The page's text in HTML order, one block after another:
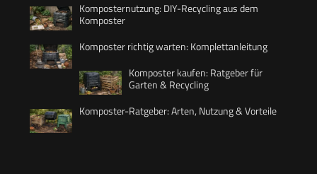
Komposternutzung: DIY-Recycling aus dem
Komposter
Komposter richtig warten: Komplettanleitung
Komposter kaufen: Ratgeber für
Garten & Recycling
Komposter-Ratgeber: Arten, Nutzung & Vorteile